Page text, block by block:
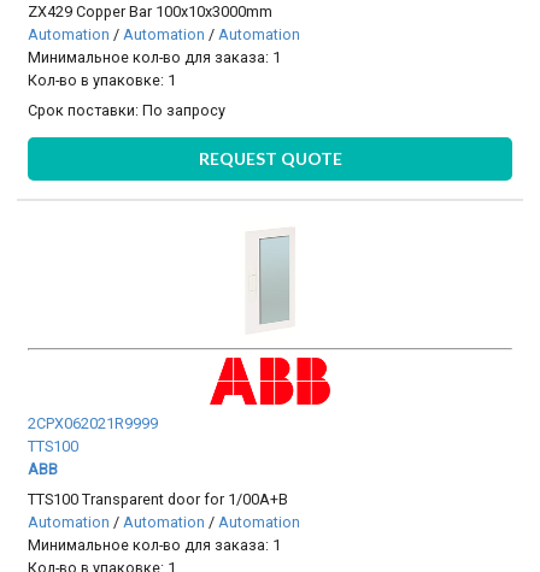
ZX429 Copper Bar 100x10x3000mm
Automation / Automation / Automation
Минимальное кол-во для заказа: 1
Кол-во в упаковке: 1
Срок поставки:По запросу
REQUEST QUOTE
2CPX062021R9999
TTS100
ABB
TTS100 Transparent door for 1/00A+B
Automation /Automation /Automation
Минимальное кол-во для заказа: 1
Кол-во в упаковке: 1